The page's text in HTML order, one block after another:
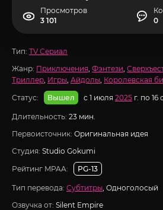
Просмотров
3 101
0
Тип: TV Сериал
Жанр: Приключения, Фэнтези,
Триллер, Игры, Айдолы, Королевская
Статус:
Вышел с 1 июля 2025 г. по 16
Длительность: 23 мин.
Первоисточник: Оригинальная идея
Студия: Studio Gokumi
Рейтинг MPAA:
PG-13
Тип перевода: Субтитры, Одноголосый
Озвучка от: Silent Empire